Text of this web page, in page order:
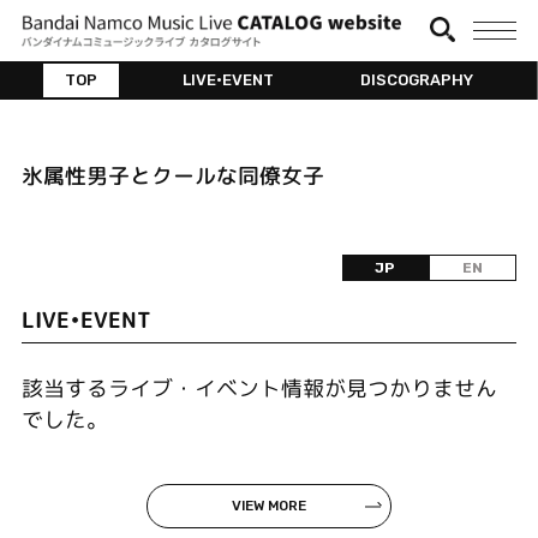
TOP LIVE•EVENT DISCOGRAPHY
氷属性男子とクールな同僚女子
JP EN
LIVE•EVENT
該当するライブ・イベント情報が見つかりません
でした。
VIEW MORE